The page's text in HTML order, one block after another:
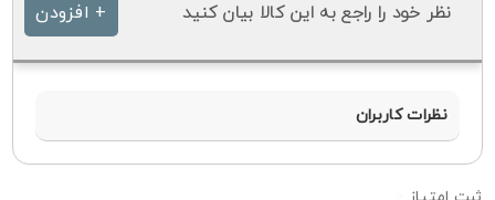
نظر خود را راجع به این کالا بیان کنید + افزودن
نظرات کاربران